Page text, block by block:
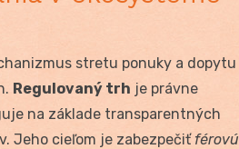
stretu ponuky a dopytu
Regulovaný trh je právne
na základe transparentných
Jeho cieľom je zabezpečiť férovú